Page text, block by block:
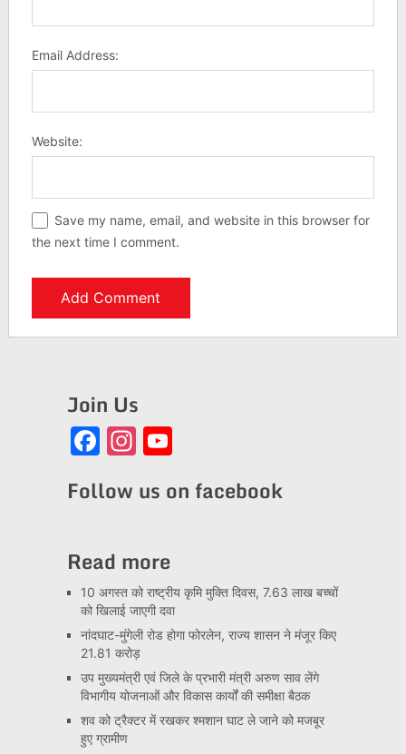
Email Address:
Website:
Save my name, email, and website in this browser for
the next time I comment.
Join Us
Facebook
Instagram
YouTube
Follow us on facebook
Read more
10 अगस्त को राष्ट्रीय कृमि मुक्ति दिवस, 7.63 लाख बच्चों
को खिलाई जाएगी दवा
नांदघाट-मुंगेली रोड होगा फोरलेन, राज्य शासन ने मंजूर किए
21.81 करोड़
उप मुख्यमंत्री एवं जिले के प्रभारी मंत्री अरुण साव लेंगे
विभागीय योजनाओं और विकास कार्यों की समीक्षा बैठक
शव को ट्रैक्टर में रखकर श्मशान घाट ले जाने को मजबूर
हुए ग्रामीण